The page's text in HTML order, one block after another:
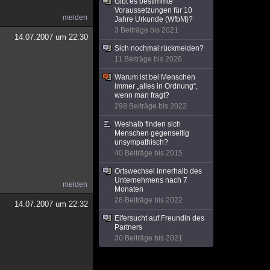
melden
14.07.2007 um 22:30
melden
14.07.2007 um 22:32
Voraussetzungen für 10
Jahre Urkunde (WfbM)?
3 Beiträge bis 2021
Sich nochmal rückmelden?
11 Beiträge bis 2026
Warum ist bei Menschen
immer „alles in Ordnung“,
wenn man fragt?
298 Beiträge bis 2022
Weshalb finden sich
Menschen gegenseitig
unsympathisch?
40 Beiträge bis 2015
Ortswechsel innerhalb des
Unternehmens nach 7
Monaten
28 Beiträge bis 2022
Eifersucht auf Freundin des
Partners
30 Beiträge bis 2021